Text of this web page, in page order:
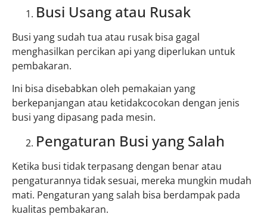
Busi Usang atau Rusak
Busi yang sudah tua atau rusak bisa gagal
menghasilkan percikan api yang diperlukan untuk
pembakaran.
Ini bisa disebabkan oleh pemakaian yang
berkepanjangan atau ketidakcocokan dengan jenis
busi yang dipasang pada mesin.
Pengaturan Busi yang Salah
Ketika busi tidak terpasang dengan benar atau
pengaturannya tidak sesuai, mereka mungkin mudah
mati. Pengaturan yang salah bisa berdampak pada
kualitas pembakaran.